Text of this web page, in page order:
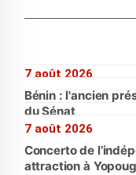
7 août 2026
Bénin : l'ancien
du Sénat
7 août 2026
Concerto de
attraction à